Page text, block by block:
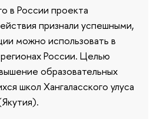
в России проекта
признали успешными,
можно использовать в
России. Целью
образовательных
школ Хангаласского улуса